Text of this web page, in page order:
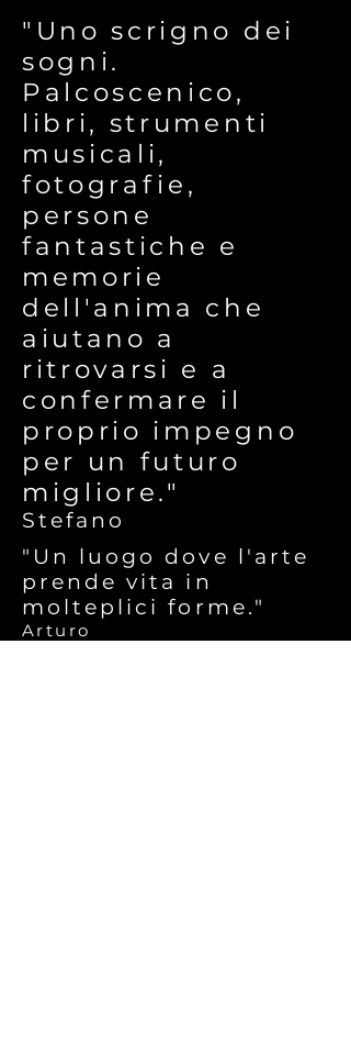
"Uno scrigno dei
sogni.
Palcoscenico,
libri, strumenti
musicali,
fotografie,
persone
fantastiche e
memorie
dell'anima che
aiutano a
ritrovarsi e a
confermare il
proprio impegno
per un futuro
migliore."
Stefano
"Un luogo dove l'arte
prende vita in
molteplici forme."
Arturo